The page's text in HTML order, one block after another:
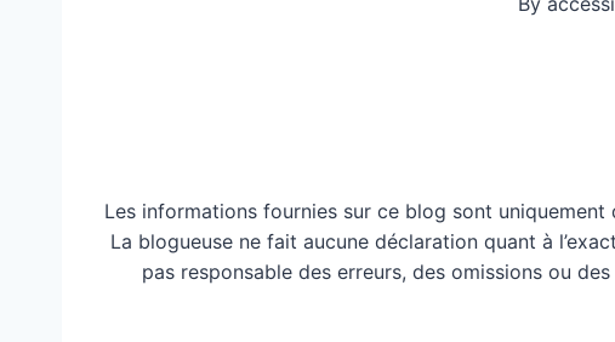
Les informations fournies sur ce blog sont
La blogueuse ne fait aucune déclaration quant à
pas responsable des erreurs, des omissions ou